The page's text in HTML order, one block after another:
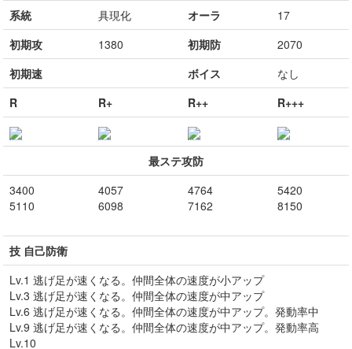
系統
具現化 オーラ
17
初期攻
1380 初期防
2070
初期速
ボイス
なし
R
R+ R++ R+++
最ステ攻防
3400
5110
4057
6098
4764
7162
5420
8150
技 自己防衛
Lv.1 逃げ足が速くなる。仲間全体の速度が小アップ
Lv.3 逃げ足が速くなる。仲間全体の速度が中アップ
Lv.6 逃げ足が速くなる。仲間全体の速度が中アップ。発動率中
Lv.9 逃げ足が速くなる。仲間全体の速度が中アップ。発動率高
Lv.10